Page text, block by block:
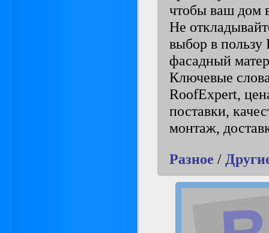
чтобы ваш дом
Не
выбор в
фасадный
Ключевые
RoofExpert,
поставки,
монтаж,
Разное /